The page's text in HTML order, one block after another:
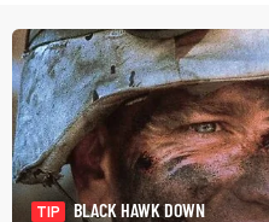
TIP
BLACK HAWK DOWN